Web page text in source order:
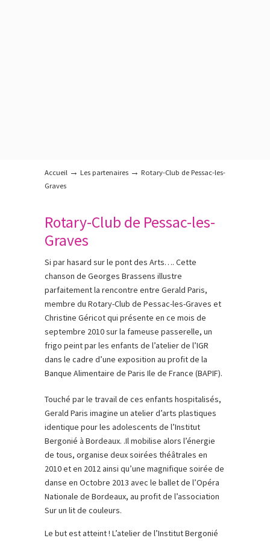
Accueil → Les partenaires → Rotary-Club de Pessac-les-
Graves
Rotary-Club de Pessac-les-
Graves
Si par hasard sur le pont des Arts…. Cette
chanson de Georges Brassens illustre
parfaitement la rencontre entre Gerald Paris,
membre du Rotary-Club de Pessac-les-Graves et
Christine Géricot qui présente en ce mois de
septembre 2010 sur la fameuse passerelle, un
frigo peint par les enfants de l’atelier de l’IGR
dans le cadre d’une exposition au profit de la
Banque Alimentaire de Paris Ile de France (BAPIF).
Touché par le travail de ces enfants hospitalisés,
Gerald Paris imagine un atelier d’arts plastiques
identique pour les adolescents de l’Institut
Bergonié à Bordeaux. .Il mobilise alors l’énergie
de tous, organise deux soirées théâtrales en
2010 et en 2012 ainsi qu’une magnifique soirée de
danse en Octobre 2013 avec le ballet de l’Opéra
Nationale de Bordeaux, au profit de l’association
Sur un lit de couleurs.
Le but est atteint ! L’atelier de l’Institut Bergonié